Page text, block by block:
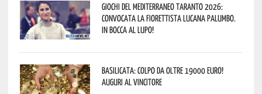
Giochi del Mediterraneo Taranto 2026:
convocata la fiorettista lucana Palumbo.
In bocca al lupo!
Basilicata: colpo da oltre 19000 Euro!
Auguri al vincitore